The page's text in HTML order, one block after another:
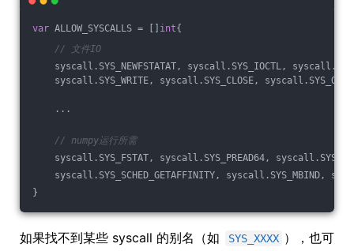
var ALLOW_SYSCALLS = [] int{
// 文件IO
syscall.SYS_NEWFSTATAT, syscall.SYS_IOCTL,
syscall.SYS_WRITE, syscall.SYS_CLOSE,
...
// numpy运行所需
syscall.SYS_FSTAT, syscall.SYS_PREAD64,
syscall.SYS_SCHED_GETAFFINITY, syscall.SYS_MBIND,
}
如果找不到某些 syscall 的别名（如 SYS_XXXX ），也可